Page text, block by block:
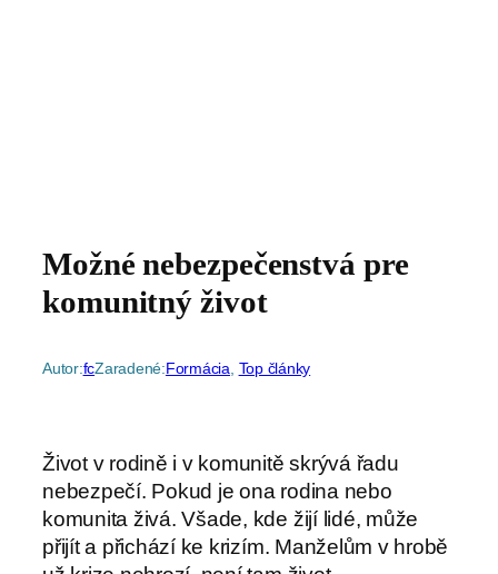
Možné nebezpečenstvá pre
komunitný život
Autor:fcZaradené:Formácia Top články
Život v rodině i v komunitě skrývá řadu
nebezpečí. Pokud je ona rodina nebo
komunita živá. Všade, kde žijí lidé, může
přijít a přichází ke krizím. Manželům v hrobě